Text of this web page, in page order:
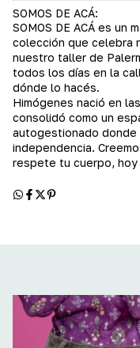
SOMOS DE ACÁ:
SOMOS DE ACÁ es un
colección que celebra
nuestro taller de
todos los días en la
dónde lo hacés.
Himógenes nació en
consolidó como un
autogestionado donde
independencia.
respete tu cuerpo, hoy